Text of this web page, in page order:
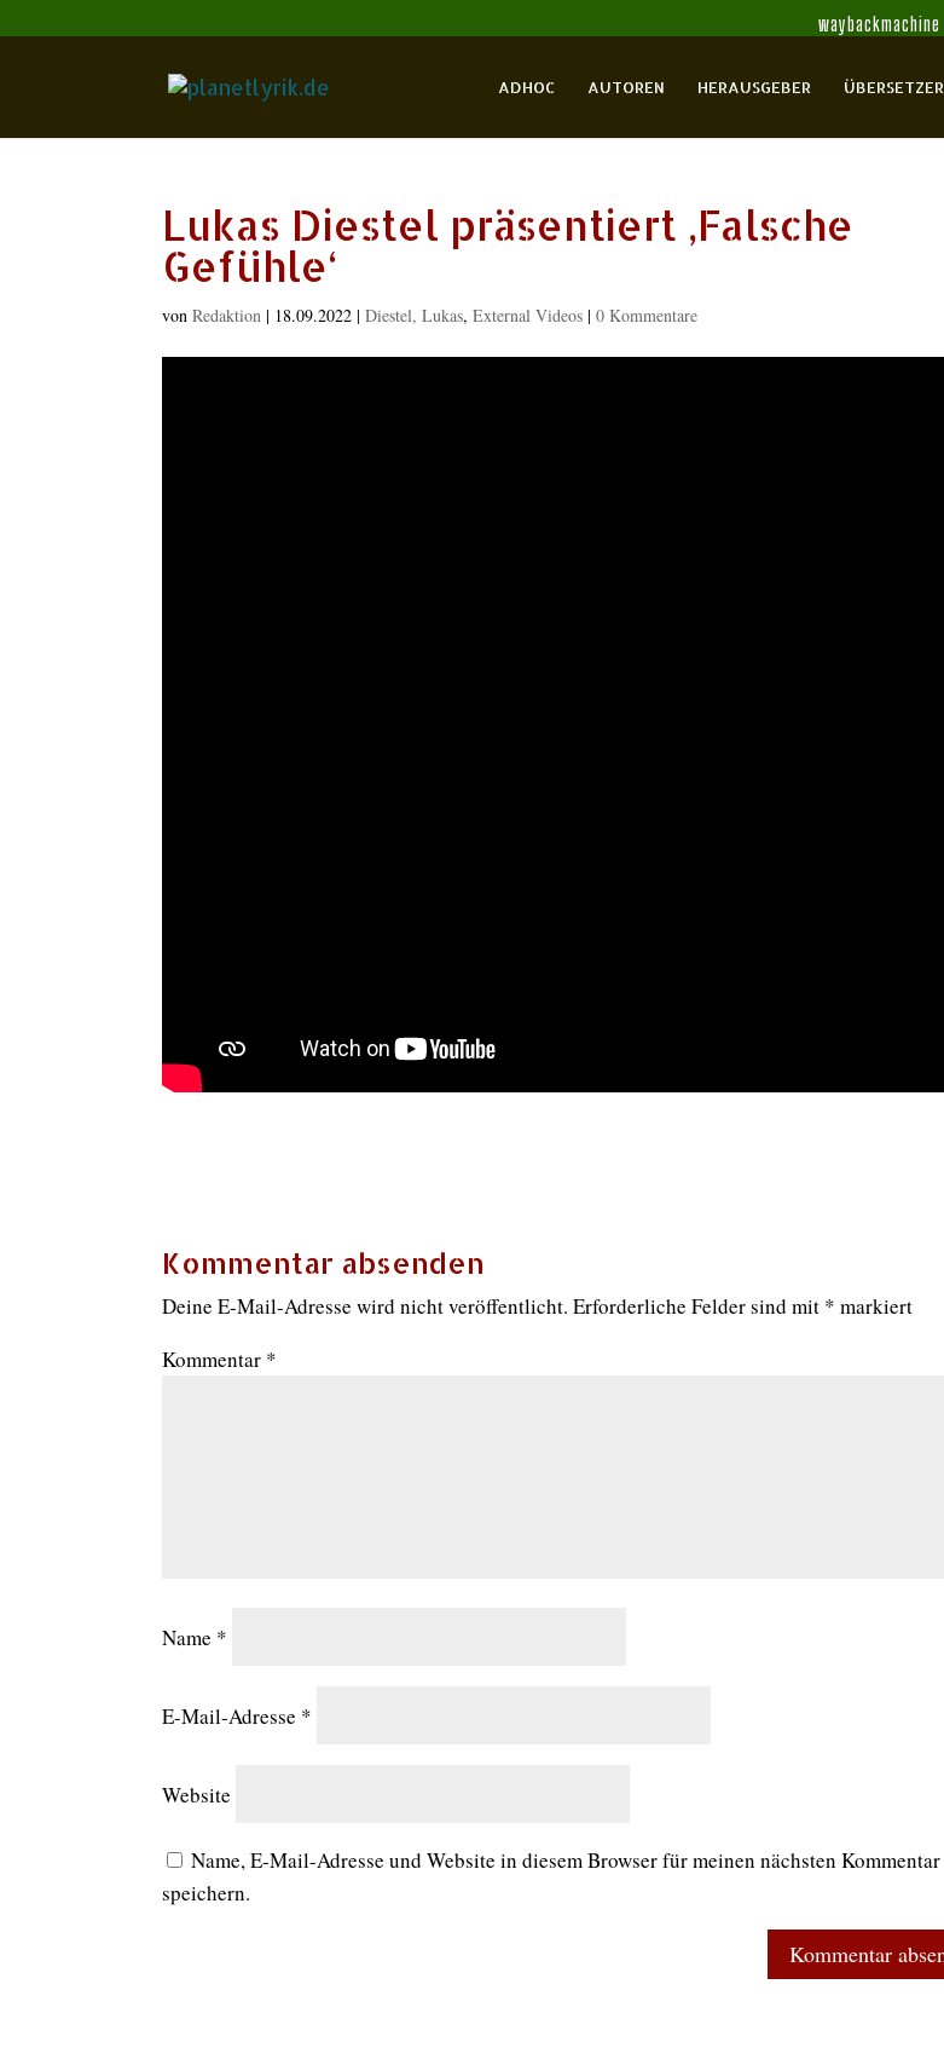
waybackmachine
ADHOC AUTOREN HERAUSGEBER ÜBERSETZER
Lukas Diestel präsentiert ,Falsche
Gefühle‘
vonRedaktion | 18.09.2022 |Diestel, Lukas,External Videos |0 Kommentare
Kommentar absenden
Deine E-Mail-Adresse wird nicht veröffentlicht. Erforderliche Felder sind mit * markiert
Kommentar *
Name *
E-Mail-Adresse *
Website
Name, E-Mail-Adresse und Website in diesem Browser für meinen nächsten Kommentar
speichern.